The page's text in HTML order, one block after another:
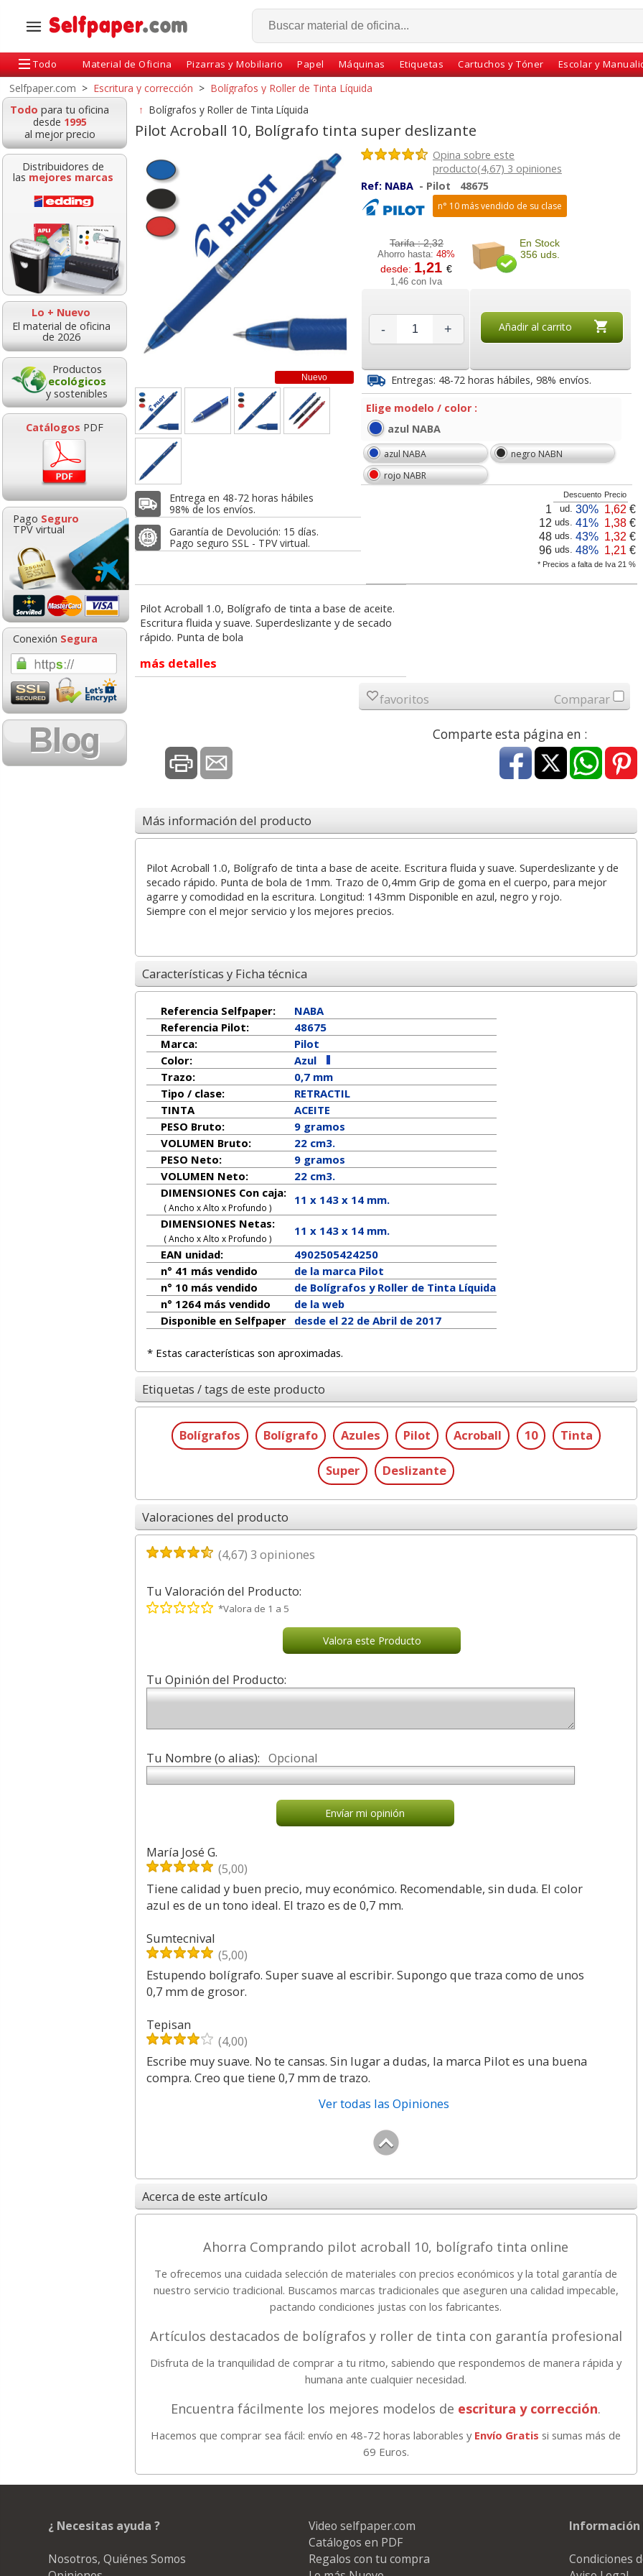
Todo Material de Oficina Pizarras y Mobiliario Papel Máquinas Etiquetas Cartuchos y Tóner Escolar y
Selfpaper.com > Escritura y corrección > Bolígrafos y Roller de Tinta Líquida
Todo para tu oficina
desde 1995
al mejor precio
Distribuidores de
las mejores marcas
Lo + Nuevo
El material de oficina
de 2026
Productos
ecológicos
y sostenibles
Catálogos PDF
Pago Seguro
TPV virtual
Conexión Segura
↑ Bolígrafos y Roller de Tinta Líquida
Pilot Acroball 10, Bolígrafo tinta super deslizante
Nuevo
Entrega en 48-72 horas hábiles
98% de los envíos.
Garantía de Devolución: 15 días.
Pago seguro SSL - TPV virtual.
Opina sobre este
producto(4,67) 3 opiniones
Ref: NABA - Pilot 48675
n° 10 más vendido de su clase
Tarifa :2,32
Ahorro hasta:48%
desde: 1,21€
1,46 con Iva
En Stock
356 uds.
- + Añadir al carrito
Entregas: 48-72 horas hábiles, 98% envíos.
Elige modelo / color :
azul NABA
azul NABA
negro NABN
rojo NABR
* Precios a falta de Iva 21 %
Descuento Precio
1 ud. 30% 1,62 €
12 uds. 41% 1,38 €
48 uds. 43% 1,32 €
96 uds. 48% 1,21 €
Pilot Acroball 1.0, Bolígrafo de tinta a base de aceite.
Escritura fluida y suave. Superdeslizante y de secado
rápido. Punta de bola
más detalles
favoritos Comparar
Comparte esta página en :
Más información del producto
Pilot Acroball 1.0, Bolígrafo de tinta a base de aceite. Escritura fluida y suave. Superdeslizante y de
secado rápido. Punta de bola de 1mm. Trazo de 0,4mm Grip de goma en el cuerpo, para mejor
agarre y comodidad en la escritura. Longitud: 143mm Disponible en azul, negro y rojo.
Siempre con el mejor servicio y los mejores precios.
Características y Ficha técnica
Referencia Selfpaper:
NABA
Referencia Pilot:
48675
Marca:
Pilot
Color:
Azul
Trazo:
0,7 mm
Tipo / clase:
RETRACTIL
TINTA
ACEITE
PESO Bruto:
9 gramos
VOLUMEN Bruto:
22 cm3.
PESO Neto:
9gramos
VOLUMEN Neto:
22 cm3.
DIMENSIONES Con caja:
( Ancho x Alto x Profundo )
11 x 143 x 14 mm.
DIMENSIONES Netas:
( Ancho x Alto x Profundo )
11 x 143x 14mm.
EAN unidad:
4902505424250
n° 41 más vendido
de la marca Pilot
n° 10 más vendido
de Bolígrafos y Roller de Tinta Líquida
n° 1264 más vendido
de la web
Disponible en Selfpaper
desde el 22 de Abril de 2017
* Estas características son aproximadas.
Etiquetas / tags de este producto
Bolígrafos Bolígrafo Azules Pilot Acroball 10 Tinta
Super Deslizante
Valoraciones del producto
(4,67) 3 opiniones
Tu Valoración del Producto:
*Valora de 1 a 5
Valora este Producto
Tu Opinión del Producto:
Tu Nombre (o alias): Opcional
Envíar mi opinión
María José G.
(5,00)
Tiene calidad y buen precio, muy económico. Recomendable, sin duda. El color
azul es de un tono ideal. El trazo es de 0,7 mm.
Sumtecnival
(5,00)
Estupendo bolígrafo. Super suave al escribir. Supongo que traza como de unos
0,7 mm de grosor.
Tepisan
(4,00)
Escribe muy suave. No te cansas. Sin lugar a dudas, la marca Pilot es una buena
compra. Creo que tiene 0,7 mm de trazo.
Ver todas las Opiniones
Acerca de este artículo
Ahorra Comprando pilot acroball 10, bolígrafo tinta online
Te ofrecemos una cuidada selección de materiales con precios económicos y la total garantía de
nuestro servicio tradicional. Buscamos marcas tradicionales que aseguren una calidad impecable,
pactando condiciones justas con los fabricantes.
Artículos destacados de bolígrafos y roller de tinta con garantía profesional
Disfruta de la tranquilidad de comprar a tu ritmo, sabiendo que respondemos de manera rápida y
humana ante cualquier necesidad.
Encuentra fácilmente los mejores modelos de escritura y corrección.
Hacemos que comprar sea fácil: envío en 48-72 horas laborables y Envío Gratis si sumas más de
69 Euros.
Bolígrafo de
punta de
Hi-Tecpoint
1,32 €
con Iva
Pilot V5 grip, bolígrafo
roller tinta liquida,
desde:1,38
1,67 con Iva
Rotulador Uni-ball Eye
desde: 1,48
1,79 con Iva
Pilot Vball 0,5 tinta
líquida punta bola -
boligrafo roller
desde: 1,32
Pilot V5 Recargable Hi-
desde:1,55 €
Uni-ball Eye
UB-157 Azul
Uniball
1,48 €
con Iva
Pilot Vball 0,5 tinta
líquida punta bola -
boligrafo roller
desde:1,32 €
Pilot V5 Recargable Hi-
tinta liquida
desde:1,55 € desde:1,32 €
Pilot V5 grip, bolígrafo
roller tinta liquida,
punta aguja
desde:1,38 €
Goma de borrar
moldeable maleable
para carboncillo o
grafito
desde:0,89 €
Cartucho HP 304XL -
Cartucho HP 304 - 302
Negro, original
N9K06AE
14,87 €
17,99 con Iva
Cartucho HP 304XL -
302XL Tricolor alta
capacidad deskjet
desde:37,87 €
45,82 con Iva
negro
desde: 56,62 €
68,51 con Iva
para carboncillo o
desde:0,89 €
1,08 con Iva
¿ Necesitas ayuda ?
Nosotros, Quiénes Somos
Video selfpaper.com
Catálogos en PDF
Regalos con tu compra
Información
Condiciones